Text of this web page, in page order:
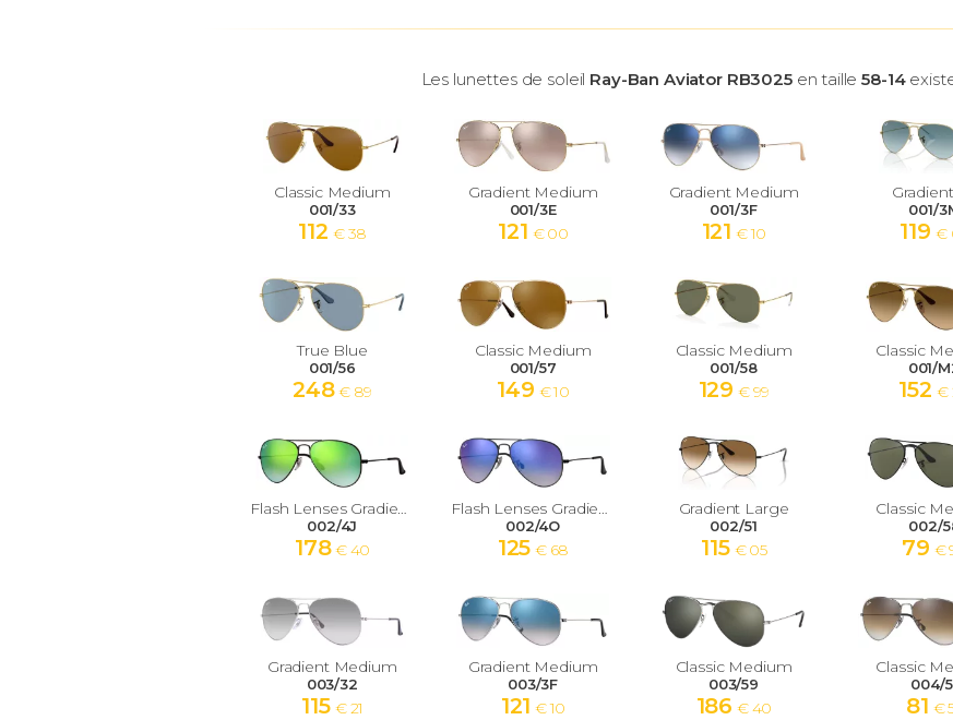
Les lunettes de soleil Ray-Ban Aviator RB3025en taille58-14
Classic Medium
001/33
112 € 38
Gradient Medium
001/3E
121 € 00
Gradient Medium
001/3F
121 € 10
001/
119 €
True Blue
001/56
248 € 89
Classic Medium
001/57
149 € 10
Classic Medium
001/58
129 € 99
Classic
001/
152 €
Flash Lenses Gradient Medium
002/4J
178 € 40
Flash Lenses Gradient Medium
002/4O
125 € 68
Gradient Large
002/51
115 € 05
Classic
002/
79 €
Gradient Medium
003/32
115 € 21
Gradient Medium
003/3F
121 € 10
Classic Medium
003/59
186 € 40
Classic
004/
81 €